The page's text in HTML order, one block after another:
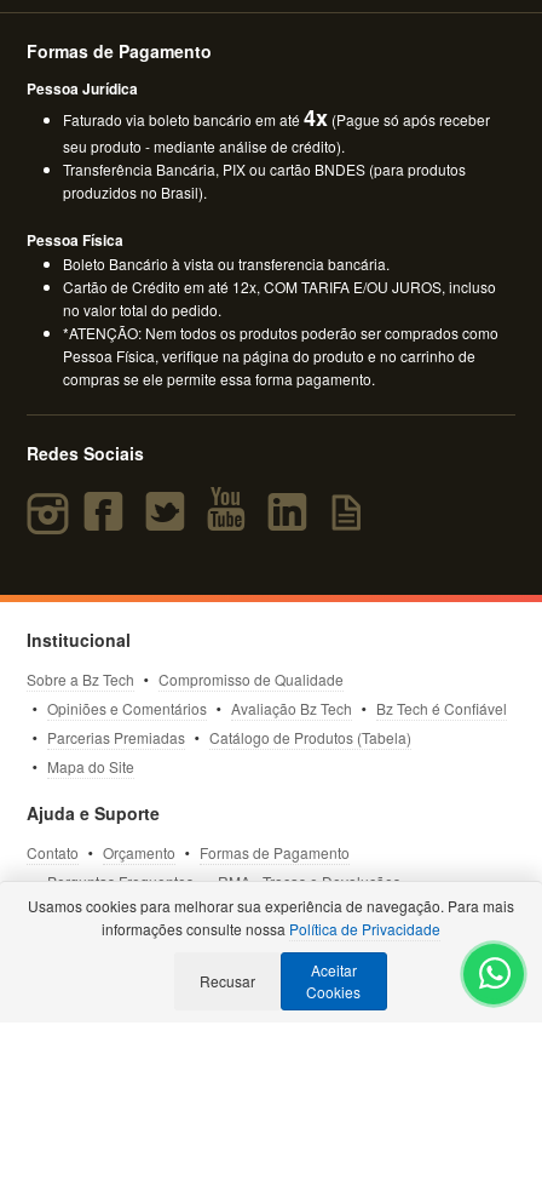
Formas de Pagamento
Pessoa Jurídica
Faturado via boleto bancário em até4x (Pague só após receber
seu produto - mediante análise de crédito).
Transferência Bancária, PIX ou cartão BNDES (para produtos
produzidos no Brasil).
Pessoa Física
Boleto Bancário à vista ou transferencia bancária.
Cartão de Crédito em até 12x, COM TARIFA E/OU JUROS, incluso
no valor total do pedido.
*ATENÇÃO: Nem todos os produtos poderão ser comprados como
Pessoa Física, verifique na página do produto e no carrinho de
compras se ele permite essa forma pagamento.
Redes Sociais
Institucional
Sobre a Bz Tech
Compromisso de Qualidade
Opiniões e Comentários
Avaliação Bz Tech
Bz Tech é Confiável
Parcerias Premiadas
Catálogo de Produtos (Tabela)
Mapa do Site
Ajuda e Suporte
Contato Orçamento
Formas de Pagamento
Perguntas Frequentes
RMA - Trocas e Devoluções
Política de Privacidade
Termos de Uso Site Seguro
Selos e Certificações- Veja todas as Parcerias Premiadas
Usamos cookies para melhorar sua experiência de navegação. Para mais
informações consulte nossa Política de Privacidade
Recusar
Aceitar
Cookies